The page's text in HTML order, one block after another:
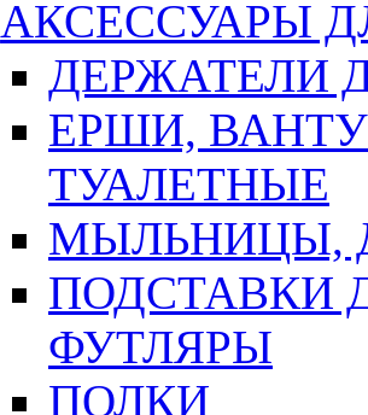
АКСЕССУАРЫ
ДЕРЖАТЕЛИ
ЕРШИ,
ТУАЛЕТНЫЕ
МЫЛЬНИЦЫ,
ПОДСТАВКИ
ФУТЛЯРЫ
ПОЛКИ